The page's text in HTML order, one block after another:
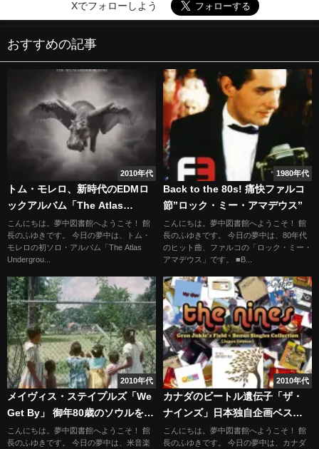
Xでフォローしよう
おすすめの記事
2010年代
トム・モレロ、新時代のEDMロ
ックアルバム「The Atlas
Underground」
こんにちは。夢中図書館へようこそ！ 館
長のふゆきです。 今日の夢中は、トム・
モレロの初ソロ・アルバム「The Atlas
Undergrou...
1980年代
Back to the 80s! 痛快ファルコ
節”ロック・ミー・アマデウス”
こんにちは。夢中図書館へようこそ！ 館
長のふゆきです。 今日の夢中は、80年代
のヒット曲、ファルコの「ロック・ミー・
アマデウス」です。 ■B...
2010年代
メイヴィス・ステイプルズ「We
Get By」 御年80歳のソウルを聴
け！
こんにちは。夢中図書館へようこそ！ 館
長のふゆきです。 今日の夢中は、米音楽
2010年代
カナダのビートル遺伝子「ザ・
ナインズ」日本独自企画ベスト
盤
こんにちは。夢中図書館へようこそ！ 館
長のふゆきです。 今日の夢中は、カナダ